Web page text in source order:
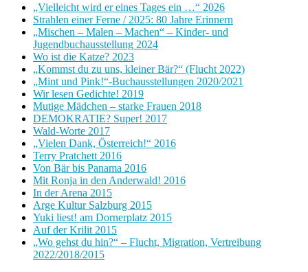
„Vielleicht wird er eines Tages ein …“ 2026
Strahlen einer Ferne / 2025: 80 Jahre Erinnern
„Mischen – Malen – Machen“ – Kinder- und
Jugendbuchausstellung 2024
Wo ist die Katze? 2023
„Kommst du zu uns, kleiner Bär?“ (Flucht 2022)
„Mint und Pink!“-Buchausstellungen 2020/2021
Wir lesen Gedichte! 2019
Mutige Mädchen – starke Frauen 2018
DEMOKRATIE? Super! 2017
Wald-Worte 2017
„Vielen Dank, Österreich!“ 2016
Terry Pratchett 2016
Von Bär bis Panama 2016
Mit Ronja in den Anderwald! 2016
In der Arena 2015
Arge Kultur Salzburg 2015
Yuki liest! am Dornerplatz 2015
Auf der Krilit 2015
„Wo gehst du hin?“ – Flucht, Migration, Vertreibung
2022/2018/2015